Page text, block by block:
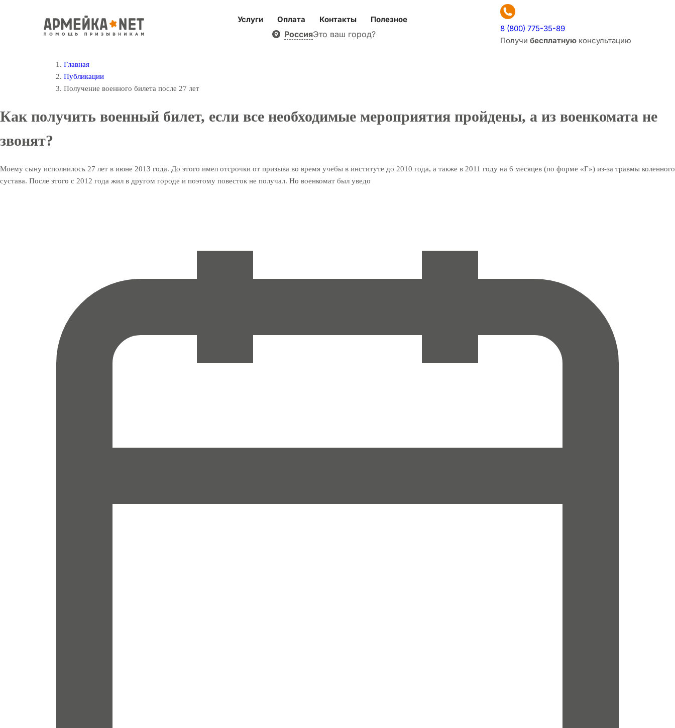
Услуги Оплата Контакты Полезное
РоссияЭто ваш город?
8 (800) 775-35-89
Получи бесплатную консультацию
Главная
Публикации
Получение военного билета после 27 лет
Как получить военный билет, если все необходимые мероприятия пройдены, а из военкомата не
звонят?
Моему сыну исполнилось 27 лет в июне 2013 года. До этого имел отсрочки от призыва во время учебы в институте до 2010 года, а также в 2011 году на 6 месяцев (по форме «Г») из-за травмы коленного
сустава. После этого с 2012 года жил в другом городе и поэтому повесток не получал. Но военкомат был уведо